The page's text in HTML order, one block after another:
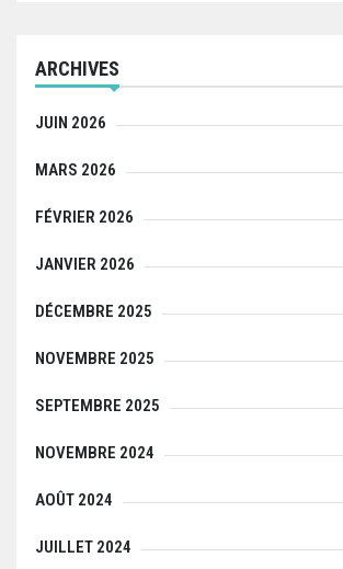
ARCHIVES
JUIN 2026
MARS 2026
FÉVRIER 2026
JANVIER 2026
DÉCEMBRE 2025
NOVEMBRE 2025
SEPTEMBRE 2025
NOVEMBRE 2024
AOÛT 2024
JUILLET 2024